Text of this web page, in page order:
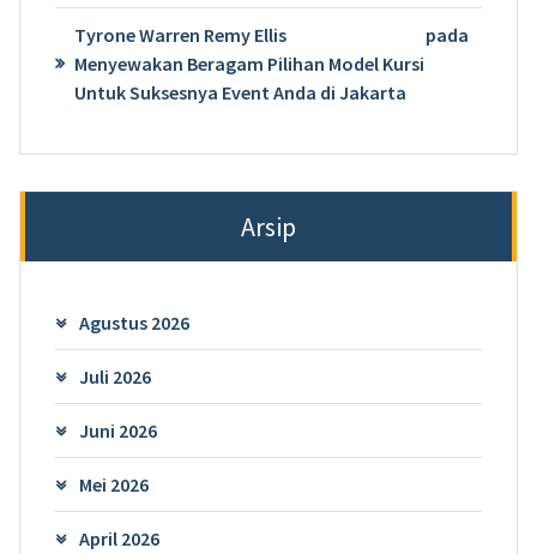
Tyrone Warren Remy Ellis
pada
Menyewakan Beragam Pilihan Model Kursi
Untuk Suksesnya Event Anda di Jakarta
Arsip
Agustus 2026
Juli 2026
Juni 2026
Mei 2026
April 2026